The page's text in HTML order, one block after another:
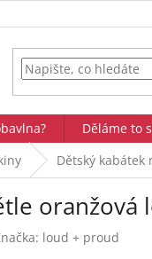
Děláme to
Dětský kabátek
oranžová
loud + proud